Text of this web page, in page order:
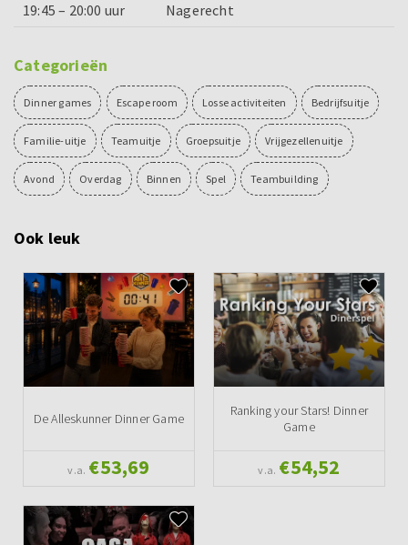
19:45 – 20:00 uur
Nagerecht
Categorieën
Dinner games Escape room Losse activiteiten Bedrijfsuitje
Familie-uitje Teamuitje Groepsuitje Vrijgezellenuitje
Avond Overdag Binnen Spel Teambuilding
Ook leuk
De Alleskunner Dinner Game
v.a. €53,69
Ranking your Stars! Dinner
Game
v.a. €54,52